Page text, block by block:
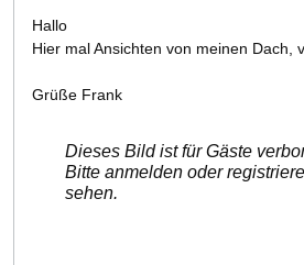
Hallo
Hier mal Ansichten von meinen Dach,
Grüße Frank
Dieses Bild ist für Gäste
Bitte anmelden oder
sehen.